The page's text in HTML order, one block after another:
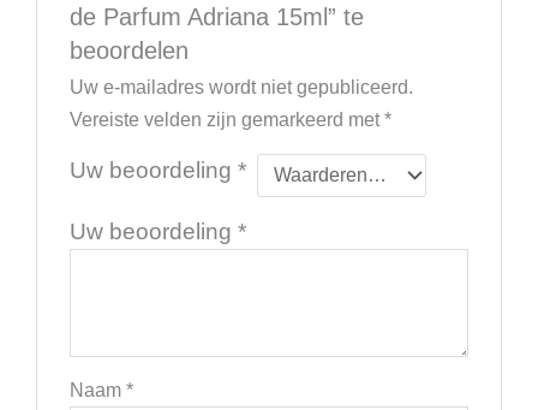
de Parfum Adriana 15ml” te
beoordelen
Uw e-mailadres wordt niet gepubliceerd.
Vereiste velden zijn gemarkeerd met*
Uw beoordeling *
Uw beoordeling *
Naam *